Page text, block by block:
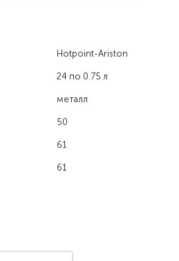
Hotpoint-Ariston
24 по 0.75 л
металл
50
61
61